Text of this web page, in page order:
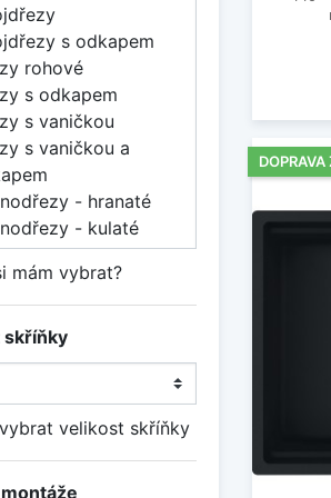
s odkapem
rohové
s odkapem
s vaničkou
s vaničkou a
- hranaté
- kulaté
mám vybrat?
skříňky
velikost skříňky
DOPRAVA